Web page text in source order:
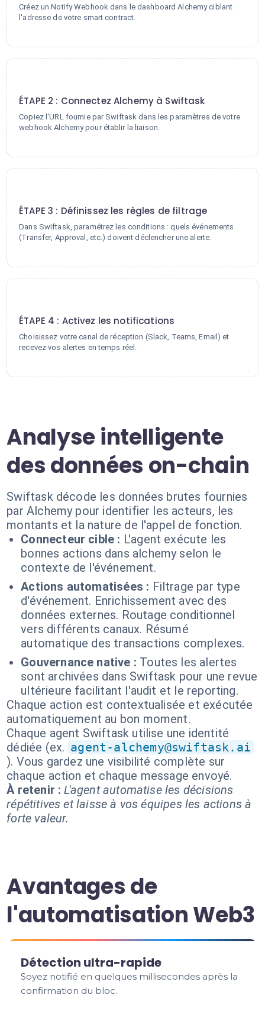
Créez un Notify Webhook dans le dashboard Alchemy ciblant
l'adresse de votre smart contract.
ÉTAPE 2 : Connectez Alchemy à Swiftask
Copiez l'URL fournie par Swiftask dans les paramètres de votre
webhook Alchemy pour établir la liaison.
ÉTAPE 3 : Définissez les règles de filtrage
Dans Swiftask, paramétrez les conditions : quels événements
(Transfer, Approval, etc.) doivent déclencher une alerte.
ÉTAPE 4 : Activez les notifications
Choisissez votre canal de réception (Slack, Teams, Email) et
recevez vos alertes en temps réel.
Analyse intelligente
des données on-chain
Swiftask décode les données brutes fournies
par Alchemy pour identifier les acteurs, les
montants et la nature de l'appel de fonction.
Connecteur cible : L'agent exécute les
bonnes actions dans alchemy selon le
contexte de l'événement.
Actions automatisées : Filtrage par type
d'événement. Enrichissement avec des
données externes. Routage conditionnel
vers différents canaux. Résumé
automatique des transactions complexes.
Gouvernance native : Toutes les alertes
sont archivées dans Swiftask pour une revue
ultérieure facilitant l'audit et le reporting.
Chaque action est contextualisée et exécutée
automatiquement au bon moment.
Chaque agent Swiftask utilise une identité
dédiée (ex. agent-alchemy@swiftask.ai
). Vous gardez une visibilité complète sur
chaque action et chaque message envoyé.
À retenir : L'agent automatise les décisions
répétitives et laisse à vos équipes les actions à
forte valeur.
Avantages de
l'automatisation Web3
Détection ultra-rapide
Soyez notifié en quelques millisecondes après la
confirmation du bloc.